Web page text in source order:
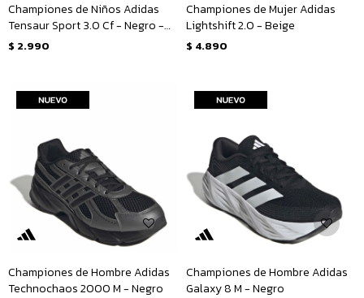
Championes de Niños Adidas
Tensaur Sport 3.0 Cf - Negro -
Blanco
$ 2.990
Championes de Mujer Adidas
Lightshift 2.0 - Beige
$ 4.890
Championes de Hombre Adidas
Technochaos 2000 M - Negro
Championes de Hombre Adidas
Galaxy 8 M - Negro